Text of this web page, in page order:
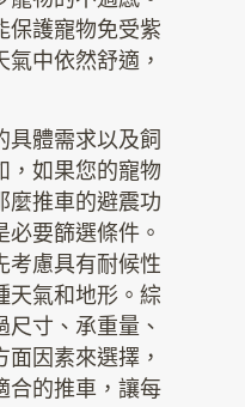
保護寵物免受紫
中依然舒適，
具體需求以及飼
，如果您的寵物
麼推車的避震功
要篩選條件。
考慮具有耐候性
天氣和地形。綜
寸、承重量、
因素來選擇，
合的推車，讓每